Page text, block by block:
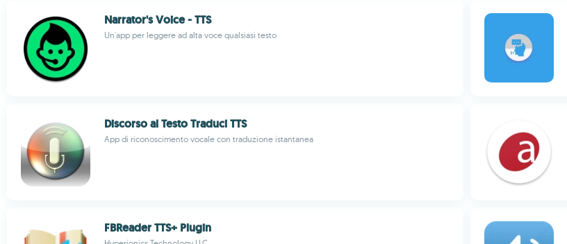
Narrator's Voice - TTS
Un'app per leggere ad alta voce qualsiasi testo
Discorso al Testo Traduci TTS
App di riconoscimento vocale con traduzione istantanea
FBReader TTS+ Plugin